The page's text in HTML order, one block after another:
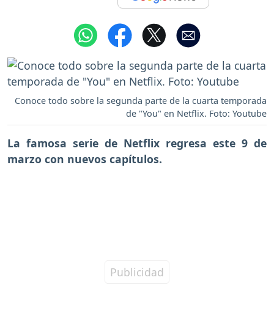
Conoce todo sobre la segunda parte de la cuarta temporada
de "You" en Netflix. Foto: Youtube
La famosa serie de Netflix regresa este 9 de
marzo con nuevos capítulos.